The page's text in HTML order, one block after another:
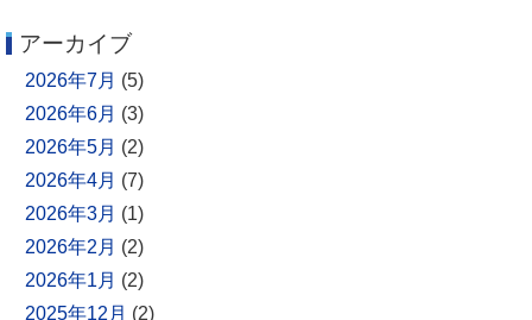
アーカイブ
2026年7月 (5)
2026年6月 (3)
2026年5月 (2)
2026年4月 (7)
2026年3月 (1)
2026年2月 (2)
2026年1月 (2)
2025年12月 (2)